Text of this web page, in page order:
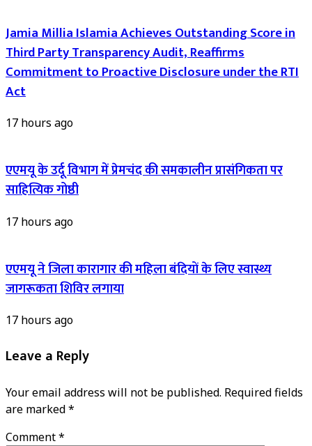
Jamia Millia Islamia Achieves Outstanding Score in
Third Party Transparency Audit, Reaffirms
Commitment to Proactive Disclosure under the RTI
Act
17 hours ago
एएमयू के उर्दू विभाग में प्रेमचंद की समकालीन प्रासंगिकता पर
साहित्यिक गोष्ठी
17 hours ago
एएमयू ने जिला कारागार की महिला बंदियों के लिए स्वास्थ्य
जागरूकता शिविर लगाया
17 hours ago
Leave a Reply
Your email address will not be published. Required fields
are marked*
Comment*